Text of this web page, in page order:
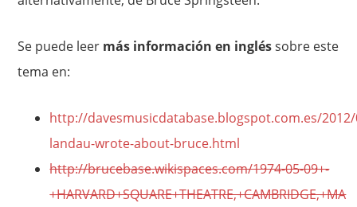
Se puede leer más información en ingléssobre este
tema en:
http://davesmusicdatabase.blogspot.com.es/
landau-wrote-about-bruce.html
http://brucebase.wikispaces.com/1974-05-09+-
+HARVARD+SQUARE+THEATRE,+CAMBRIDGE,+MA